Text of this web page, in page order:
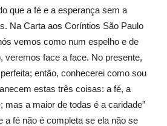
que a fé e a esperança sem a
Na Carta aos Coríntios São Paulo
vemos como num espelho e de
veremos face a face. No presente,
então, conhecerei como sou
estas três coisas: a fé, a
mas a maior de todas é a caridade”
a fé não é completa se ela não se